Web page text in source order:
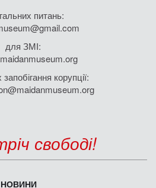
питань:
для ЗМІ:
корупції:
свободі!
НОВИНИ